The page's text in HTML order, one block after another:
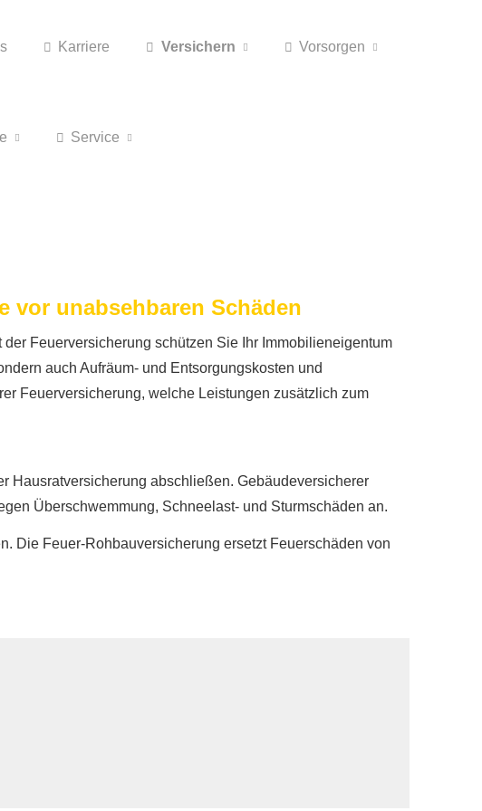
Karriere Versichern Vorsorgen
Service
vor unabsehbaren Schäden
Feuerversicherung schützen Sie Ihr Immobilieneigentum
auch Aufräum- und Entsorgungskosten und
Feuerversicherung, welche Leistungen zusätzlich zum
Haus­rat­ver­si­che­rung abschließen. Gebäudeversicherer
Überschwemmung, Schneelast- und Sturmschäden an.
Die Feuer-Rohbauversicherung ersetzt Feuerschäden von